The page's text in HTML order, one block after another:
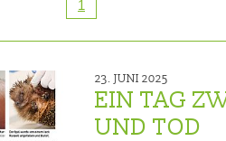
FAQ
AUFGABEN
1
23. JUNI 2025
EIN TAG
UND TOD